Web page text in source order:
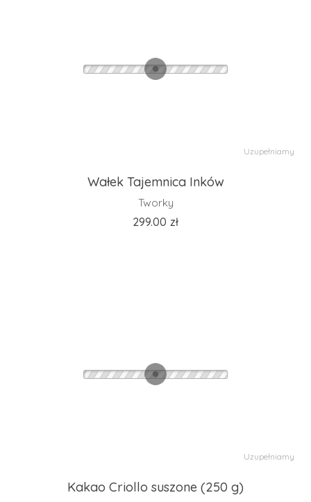
Uzupełniamy
Wałek Tajemnica Inków
Tworky
299.00 zł
Uzupełniamy
Kakao Criollo suszone (250 g)